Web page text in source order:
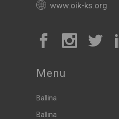
www.oik-ks.org
Menu
Ballina
Ballina